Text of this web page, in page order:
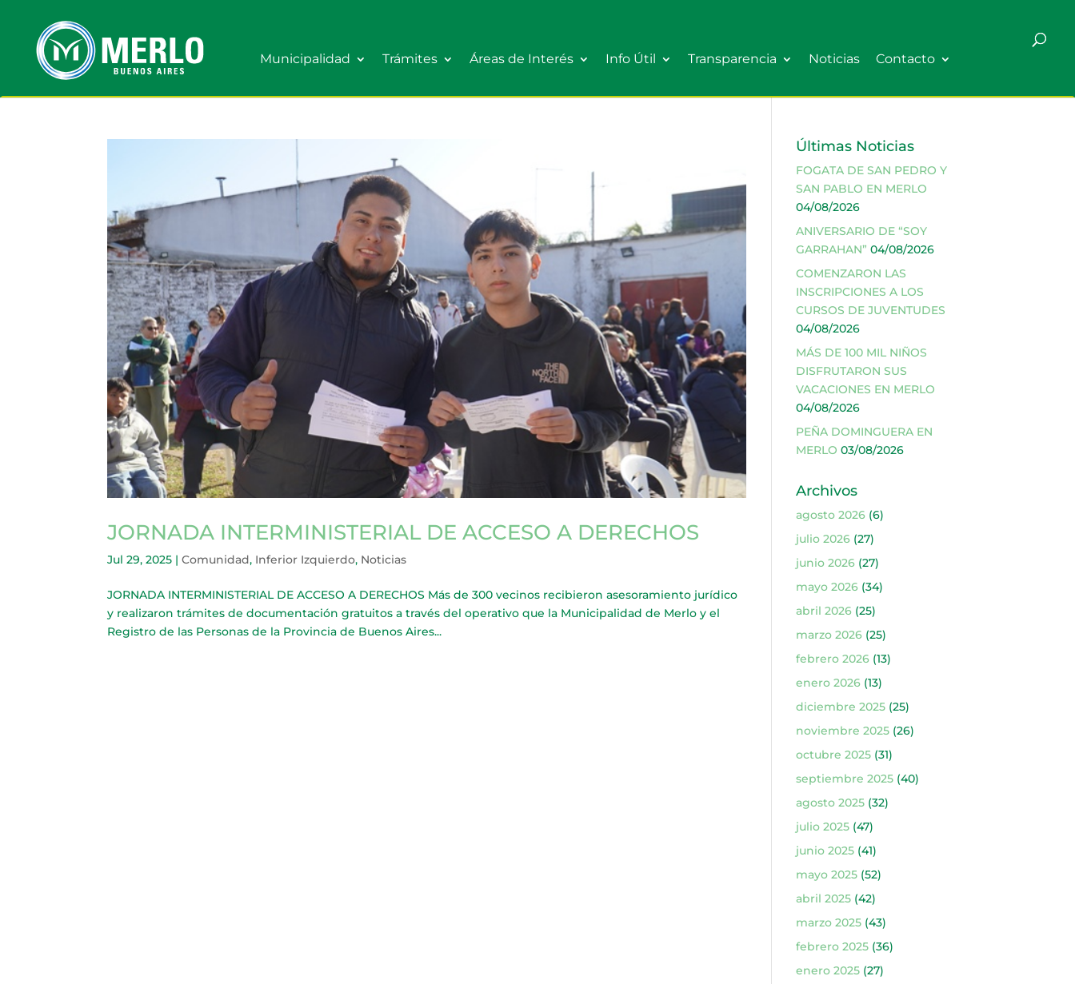
Municipalidad Trámites Áreas de Interés Info Útil Transparencia Noticias Contacto
JORNADA INTERMINISTERIAL DE ACCESO A DERECHOS
Jul 29, 2025 |Comunidad, Inferior Izquierdo, Noticias
JORNADA INTERMINISTERIAL DE ACCESO A DERECHOS Más de 300 vecinos recibieron asesoramiento jurídico
y realizaron trámites de documentación gratuitos a través del operativo que la Municipalidad de Merlo y el
Registro de las Personas de la Provincia de Buenos Aires...
Últimas Noticias
FOGATA DE SAN PEDRO Y
SAN PABLO EN MERLO
04/08/2026
ANIVERSARIO DE “SOY
GARRAHAN” 04/08/2026
COMENZARON LAS
INSCRIPCIONES A LOS
CURSOS DE JUVENTUDES
04/08/2026
MÁS DE 100 MIL NIÑOS
DISFRUTARON SUS
VACACIONES EN MERLO
04/08/2026
PEÑA DOMINGUERA EN
MERLO 03/08/2026
Archivos
agosto 2026(6)
julio 2026(27)
junio 2026(27)
mayo 2026(34)
abril 2026(25)
marzo 2026(25)
febrero 2026(13)
enero 2026(13)
diciembre 2025(25)
noviembre 2025(26)
octubre 2025(31)
septiembre 2025(40)
agosto 2025(32)
julio 2025(47)
junio 2025(41)
mayo 2025(52)
abril 2025(42)
marzo 2025(43)
febrero 2025(36)
enero 2025(27)